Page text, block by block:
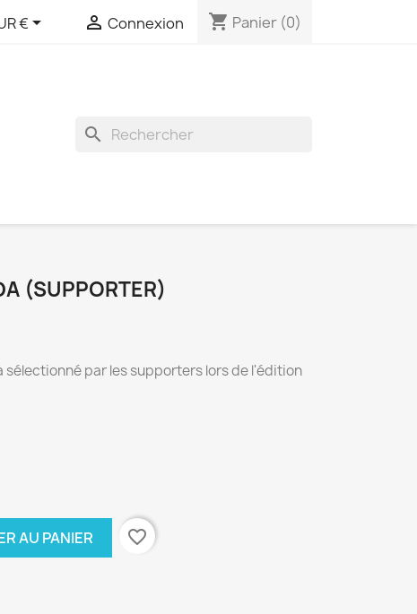
€  Connexion shopping_cart Panier (0)
search
(SUPPORTER)
sélectionné par les supporters lors de l'édition
AU PANIER favorite_border